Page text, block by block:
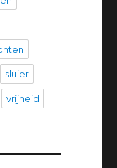
sluier
vrijheid